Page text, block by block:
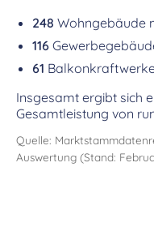
248 Wohngebäude
116
61
Insgesamt ergibt sich
Gesamtleistung von
Quelle:
Auswertung (Stand: